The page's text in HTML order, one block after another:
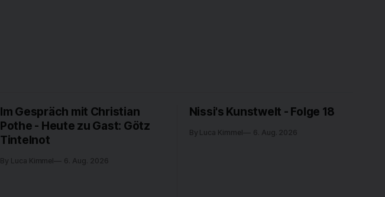
Im Gespräch mit Christian
Pothe - Heute zu Gast: Götz
Tintelnot
By Luca Kimmel 6. Aug. 2026
Nissi's Kunstwelt - Folge 18
By Luca Kimmel 6. Aug. 2026